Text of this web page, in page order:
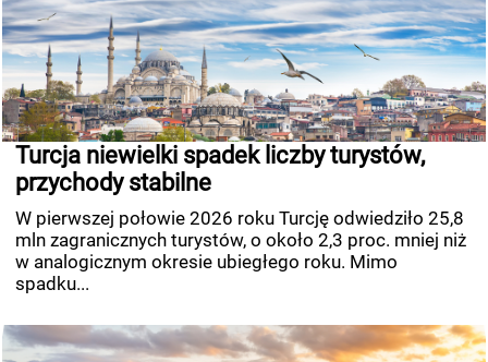
Turcja niewielki spadek liczby turystów,
przychody stabilne
W pierwszej połowie 2026 roku Turcję odwiedziło 25,8
mln zagranicznych turystów, o około 2,3 proc. mniej niż
w analogicznym okresie ubiegłego roku. Mimo
spadku...